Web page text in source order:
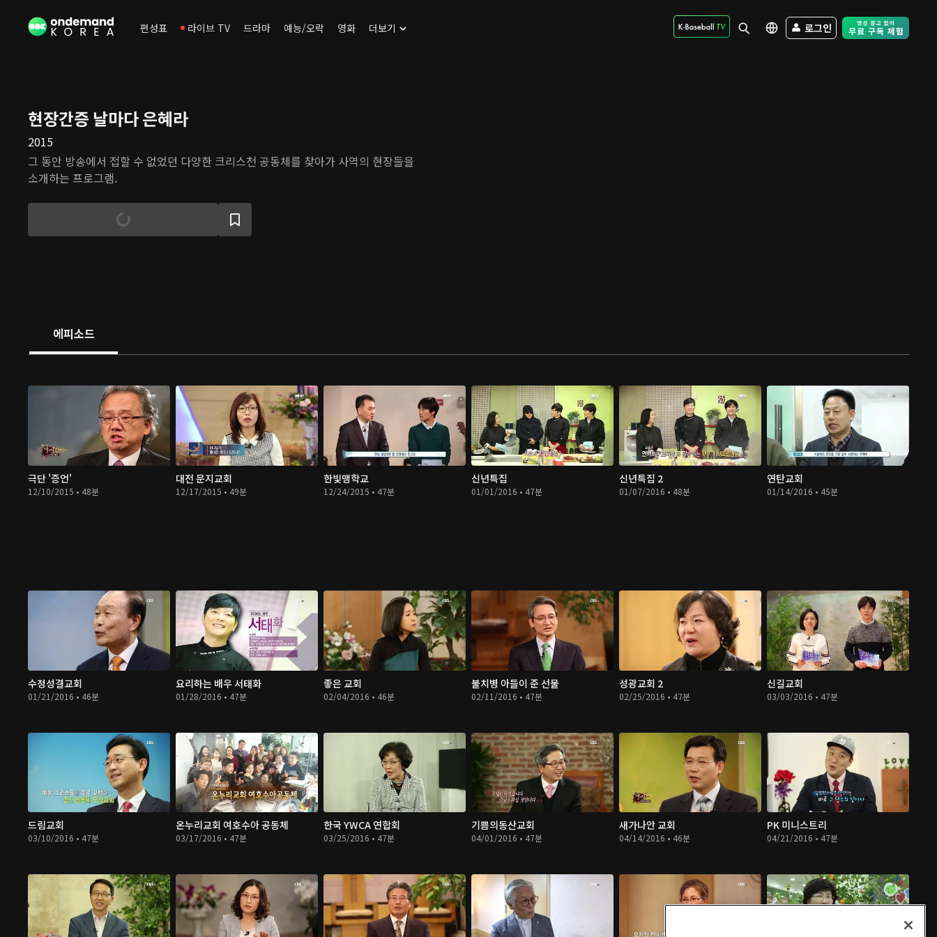
편성표 라이브 TV 드라마 예능/오락 영화 더보기 로그인 Free Trial -
현장간증 날마다 은혜라
2015
그 동안 방송에서 접할 수 없었던 다양한 크리스천 공동체를 찾아가 사역의 현장들을
소개하는 프로그램.
에피소드
극단 '증언'
12/10/2015 • 48분
대전 문지교회
12/17/2015 • 49분
한빛맹학교
12/24/2015 • 47분
신년특집
01/01/2016 • 47분
신년특집 2
01/07/2016 • 48분
연탄교회
01/14/2016 • 45분
수정성결교회
01/21/2016 • 46분
요리하는 배우 서태화
01/28/2016 • 47분
좋은 교회
02/04/2016 • 46분
불치병 아들이 준 선물
02/11/2016 • 47분
성광교회 2
02/25/2016 • 47분
신길교회
03/03/2016 • 47분
드림교회
03/10/2016 • 47분
온누리교회 여호수아 공동체
03/17/2016 • 47분
한국 YWCA 연합회
03/25/2016 • 47분
기쁨의동산교회
04/01/2016 • 47분
새가나안 교회
04/14/2016 • 46분
PK 미니스트리
04/21/2016 • 47분